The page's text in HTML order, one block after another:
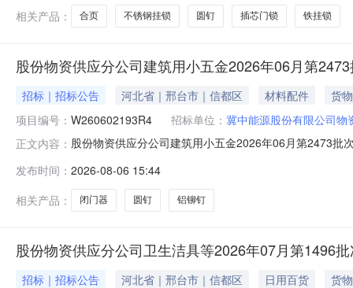
相关产品：
合页 不锈钢挂锁 圆钉 插芯门锁 铁挂锁
股份物资供应分公司建筑用小五金2026年06月第
招标｜招标公告 河北省｜邢台市｜信都区 材料配件
货物
项目编号： W260602193R4 招标单位： 冀中能源股份有限公司物
正文内容： 股份物资供应分公司建筑用小五金2026年06月第2473批
100104761闭门器BS-0610°自动银白色个15.0002027-
发布时间： 2026-08-06 15:44
相关产品：
闭门器 圆钉 铝铆钉
股份物资供应分公司卫生洁具等2026年07月第1496
招标｜招标公告 河北省｜邢台市｜信都区 日用百货
货物